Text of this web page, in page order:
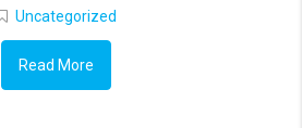
Uncategorized
Read More